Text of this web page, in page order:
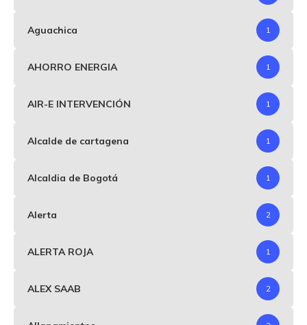
Aguachica 1
AHORRO ENERGIA 1
AIR-E INTERVENCIÓN 1
Alcalde de cartagena 1
Alcaldia de Bogotá 1
Alerta 2
ALERTA ROJA 1
ALEX SAAB 2